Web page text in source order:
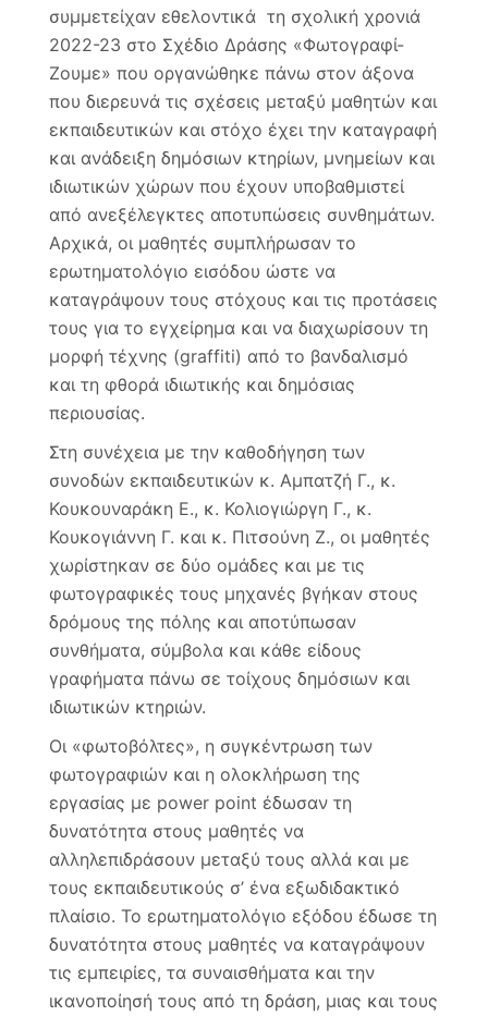
συμμετείχαν εθελοντικά τη σχολική χρονιά
2022-23 στο Σχέδιο Δράσης «Φωτογραφί-
Ζουμε» που οργανώθηκε πάνω στον άξονα
που διερευνά τις σχέσεις μεταξύ μαθητών και
εκπαιδευτικών και στόχο έχει την καταγραφή
και ανάδειξη δημόσιων κτηρίων, μνημείων και
ιδιωτικών χώρων που έχουν υποβαθμιστεί
από ανεξέλεγκτες αποτυπώσεις συνθημάτων.
Αρχικά, οι μαθητές συμπλήρωσαν το
ερωτηματολόγιο εισόδου ώστε να
καταγράψουν τους στόχους και τις προτάσεις
τους για το εγχείρημα και να διαχωρίσουν τη
μορφή τέχνης (graffiti) από το βανδαλισμό
και τη φθορά ιδιωτικής και δημόσιας
περιουσίας.
Στη συνέχεια με την καθοδήγηση των
συνοδών εκπαιδευτικών κ. Αμπατζή Γ., κ.
Κουκουναράκη Ε., κ. Κολιογιώργη Γ., κ.
Κουκογιάννη Γ. και κ. Πιτσούνη Ζ., οι μαθητές
χωρίστηκαν σε δύο ομάδες και με τις
φωτογραφικές τους μηχανές βγήκαν στους
δρόμους της πόλης και αποτύπωσαν
συνθήματα, σύμβολα και κάθε είδους
γραφήματα πάνω σε τοίχους δημόσιων και
ιδιωτικών κτηριών.
Οι «φωτοβόλτες», η συγκέντρωση των
φωτογραφιών και η ολοκλήρωση της
εργασίας με power point έδωσαν τη
δυνατότητα στους μαθητές να
αλληλεπιδράσουν μεταξύ τους αλλά και με
τους εκπαιδευτικούς σ’ ένα εξωδιδακτικό
πλαίσιο. Το ερωτηματολόγιο εξόδου έδωσε τη
δυνατότητα στους μαθητές να καταγράψουν
τις εμπειρίες, τα συναισθήματα και την
ικανοποίησή τους από τη δράση, μιας και τους